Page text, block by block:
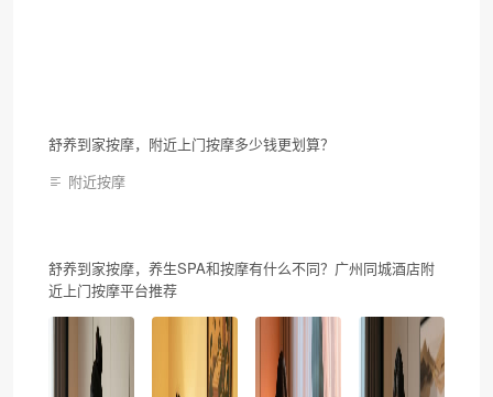
舒养到家按摩，附近上门按摩多少钱更划算？
附近按摩
舒养到家按摩，养生SPA和按摩有什么不同？广州同城酒店附
近上门按摩平台推荐